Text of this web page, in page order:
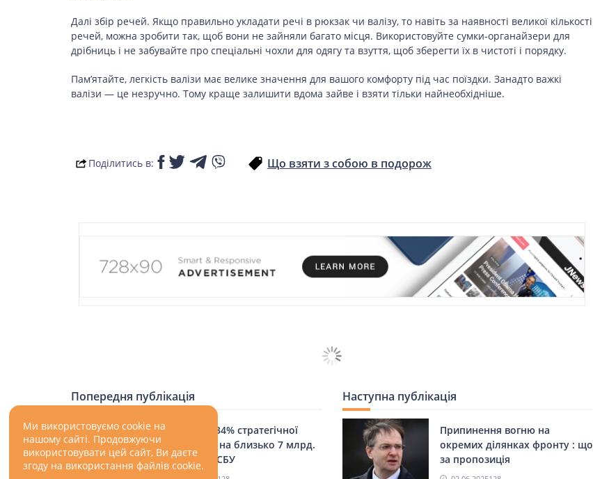
Далі збір речей. Якщо правильно укладати речі в рюкзак чи валізу, то навіть за наявності великої кількості
речей, можна зробити так, щоб вони не зайняли багато місця. Використовуйте сумки-органайзери для
дрібниць і не забувайте про спеціальні чохли для одягу та взуття, щоб зберегти їх в чистоті і порядку.
Пам’ятайте, легкість валізи має велике значення для вашого комфорту під час поїздки. Занадто важкі
валізи — це незручно. Тому краще залишити вдома зайве і взяти тільки найнеобхідніше.
Поділитись в: Що взяти з собою в подорож
Попередня публікація
Уражено 34% стратегічної
авіації рф на близько 7 млрд.
доларів - СБУ
Наступна публікація
Припинення вогню на
окремих ділянках фронту : що
за пропозиція
Ми використовуємо cookie на
нашому сайті. Продовжуючи
використовувати цей сайт, Ви даєте
згоду на використання файлів cookie.